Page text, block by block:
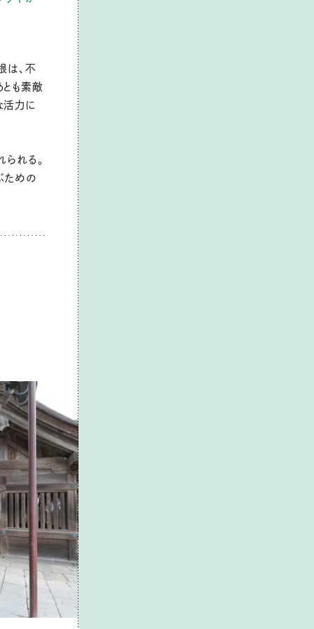
は、不
も素敵
活力に
れる。
ための